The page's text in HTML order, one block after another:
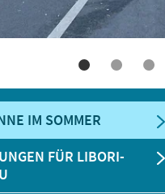
IM SOMMER
FÜR LIBORI-